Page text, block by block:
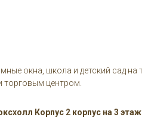
окна, школа и детский сад на
центром.
Корпус 2 корпус на 3